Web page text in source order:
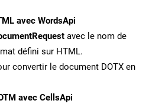
avec WordsApi
avec le nom de
défini sur HTML.
convertir le document DOTX en
avec CellsApi